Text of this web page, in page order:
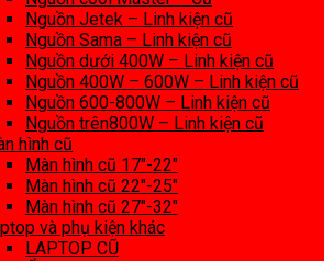
Nguồn Jetek – Linh kiện cũ
Nguồn Sama – Linh kiện cũ
Nguồn dưới 400W – Linh kiện cũ
Nguồn 400W – 600W – Linh kiện cũ
Nguồn 600-800W – Linh kiện cũ
Nguồn trên800W – Linh kiện cũ
hình cũ
Màn hình cũ 17″-22″
Màn hình cũ 22″-25″
Màn hình cũ 27″-32″
và phụ kiện khác
LAPTOP CŨ